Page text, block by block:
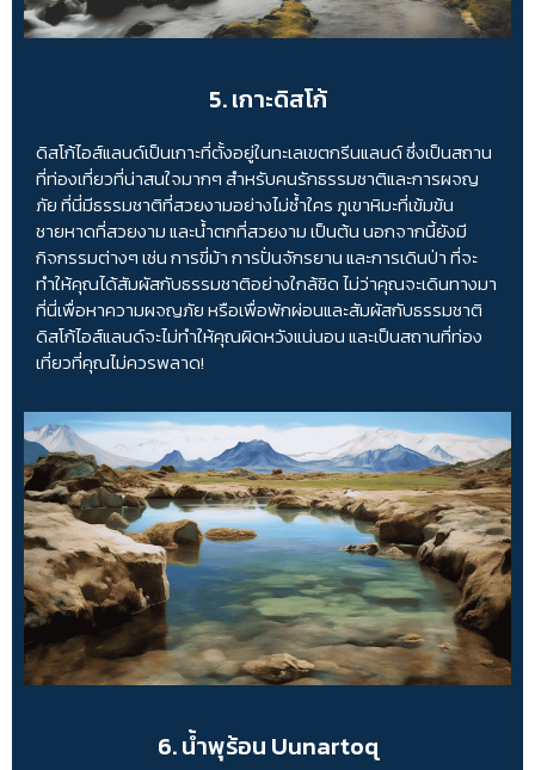
5. เกาะดิสโก้
ดิสโก้ไอส์แลนด์เป็นเกาะที่ตั้งอยู่ในทะเลเขตกรีนแลนด์ ซึ่งเป็นสถาน
ที่ท่องเที่ยวที่น่าสนใจมากๆ สำหรับคนรักธรรมชาติและการผจญ
ภัย ที่นี่มีธรรมชาติที่สวยงามอย่างไม่ซ้ำใคร ภูเขาหิมะที่เข้มข้น
ชายหาดที่สวยงาม และน้ำตกที่สวยงาม เป็นต้น นอกจากนี้ยังมี
กิจกรรมต่างๆ เช่น การขี่ม้า การปั่นจักรยาน และการเดินป่า ที่จะ
ทำให้คุณได้สัมผัสกับธรรมชาติอย่างใกล้ชิด ไม่ว่าคุณจะเดินทางมา
ที่นี่เพื่อหาความผจญภัย หรือเพื่อพักผ่อนและสัมผัสกับธรรมชาติ
ดิสโก้ไอส์แลนด์จะไม่ทำให้คุณผิดหวังแน่นอน และเป็นสถานที่ท่อง
เที่ยวที่คุณไม่ควรพลาด!
6. น้ำพุร้อน Uunartoq